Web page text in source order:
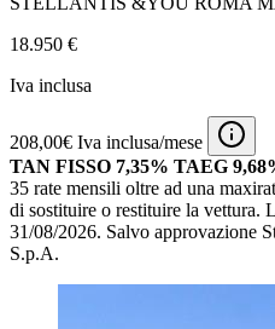
18.950 €
Iva inclusa
208,00€ Iva inclusa/mese
TAN FISSO 7,35% TAEG
35 rate mensili oltre ad una
di sostituire o restituire la vettura.
31/08/2026. Salvo approvazione
S.p.A.